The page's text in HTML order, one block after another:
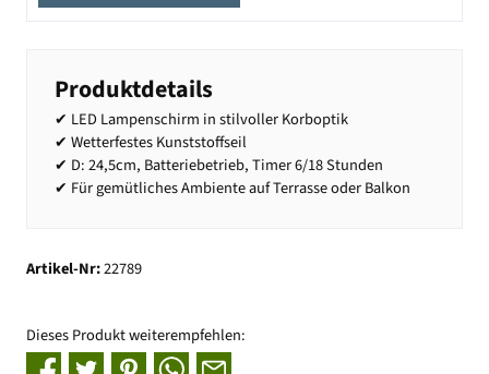
Produktdetails
✔ LED Lampenschirm in stilvoller Korboptik
✔ Wetterfestes Kunststoffseil
✔ D: 24,5cm, Batteriebetrieb, Timer 6/18 Stunden
✔ Für gemütliches Ambiente auf Terrasse oder Balkon
Artikel-Nr:22789
Dieses Produkt weiterempfehlen: